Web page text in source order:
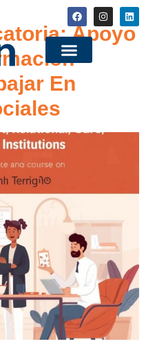
Apoyo
En